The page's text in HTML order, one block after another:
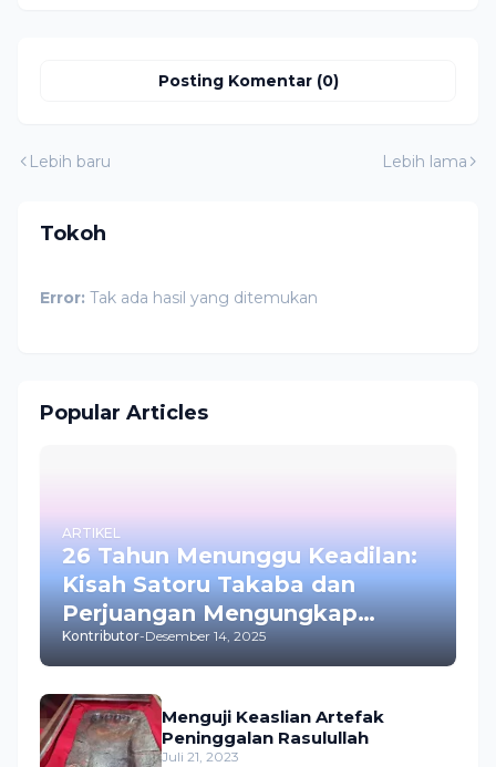
Posting Komentar (0)
Lebih baru Lebih lama
Tokoh
Error: Tak ada hasil yang ditemukan
Popular Articles
ARTIKEL
26 Tahun Menunggu Keadilan:
Kisah Satoru Takaba dan
Perjuangan Mengungkap
Pembunuhan Istrinya
Kontributor-Desember 14, 2025
Menguji Keaslian Artefak
Peninggalan Rasulullah
Juli 21, 2023